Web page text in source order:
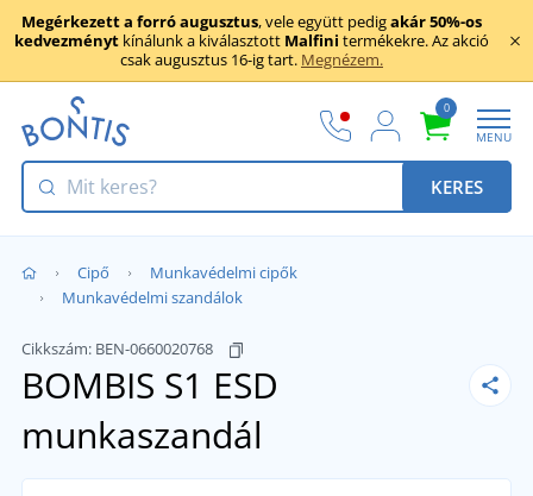
Megérkezett a forró augusztus, vele együtt pedigakár 50%-os
kedvezményt kínálunk a kiválasztott Malfini termékekre. Az akció
csak augusztus 16-ig tart. Megnézem.
0
MENU
KERES
Cipő
Munkavédelmi cipők
Munkavédelmi szandálok
Cikkszám: BEN-0660020768
BOMBIS S1 ESD
munkaszandál